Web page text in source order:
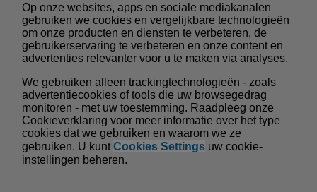
Op onze websites, apps en sociale mediakanalen
gebruiken we cookies en vergelijkbare technologieën
om onze producten en diensten te verbeteren, de
gebruikerservaring te verbeteren en onze content en
advertenties relevanter voor u te maken via analyses.
We gebruiken alleen trackingtechnologieën - zoals
advertentiecookies of tools die uw browsegedrag
monitoren - met uw toestemming. Raadpleeg onze
Cookieverklaring voor meer informatie over het type
cookies dat we gebruiken en waarom we ze
gebruiken. U kunt Cookies Settings uw cookie-
instellingen beheren.